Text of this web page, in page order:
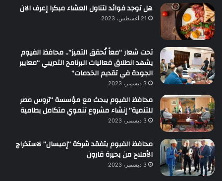
هل توجد فوائد لتناول العشاء مبكرا إعرف الان
21 أغسطس، 2023
تحت شعار “معاً نُحقق التميز”.. محافظ الفيوم
يشهد انطلاق فعاليات البرنامج التدريبي “معايير
الجودة في تقديم الخدمات”
3 ديسمبر، 2023
محافظ الفيوم يبحث مع مؤسسة “تروس مصر
للتنمية” إنشاء مشروع تنموي متكامل بطامية
3 ديسمبر، 2023
محافظ الفيوم يتفقد شركة “إميسال” لاستخراج
الأملاح من بحيرة قارون
3 ديسمبر، 2023